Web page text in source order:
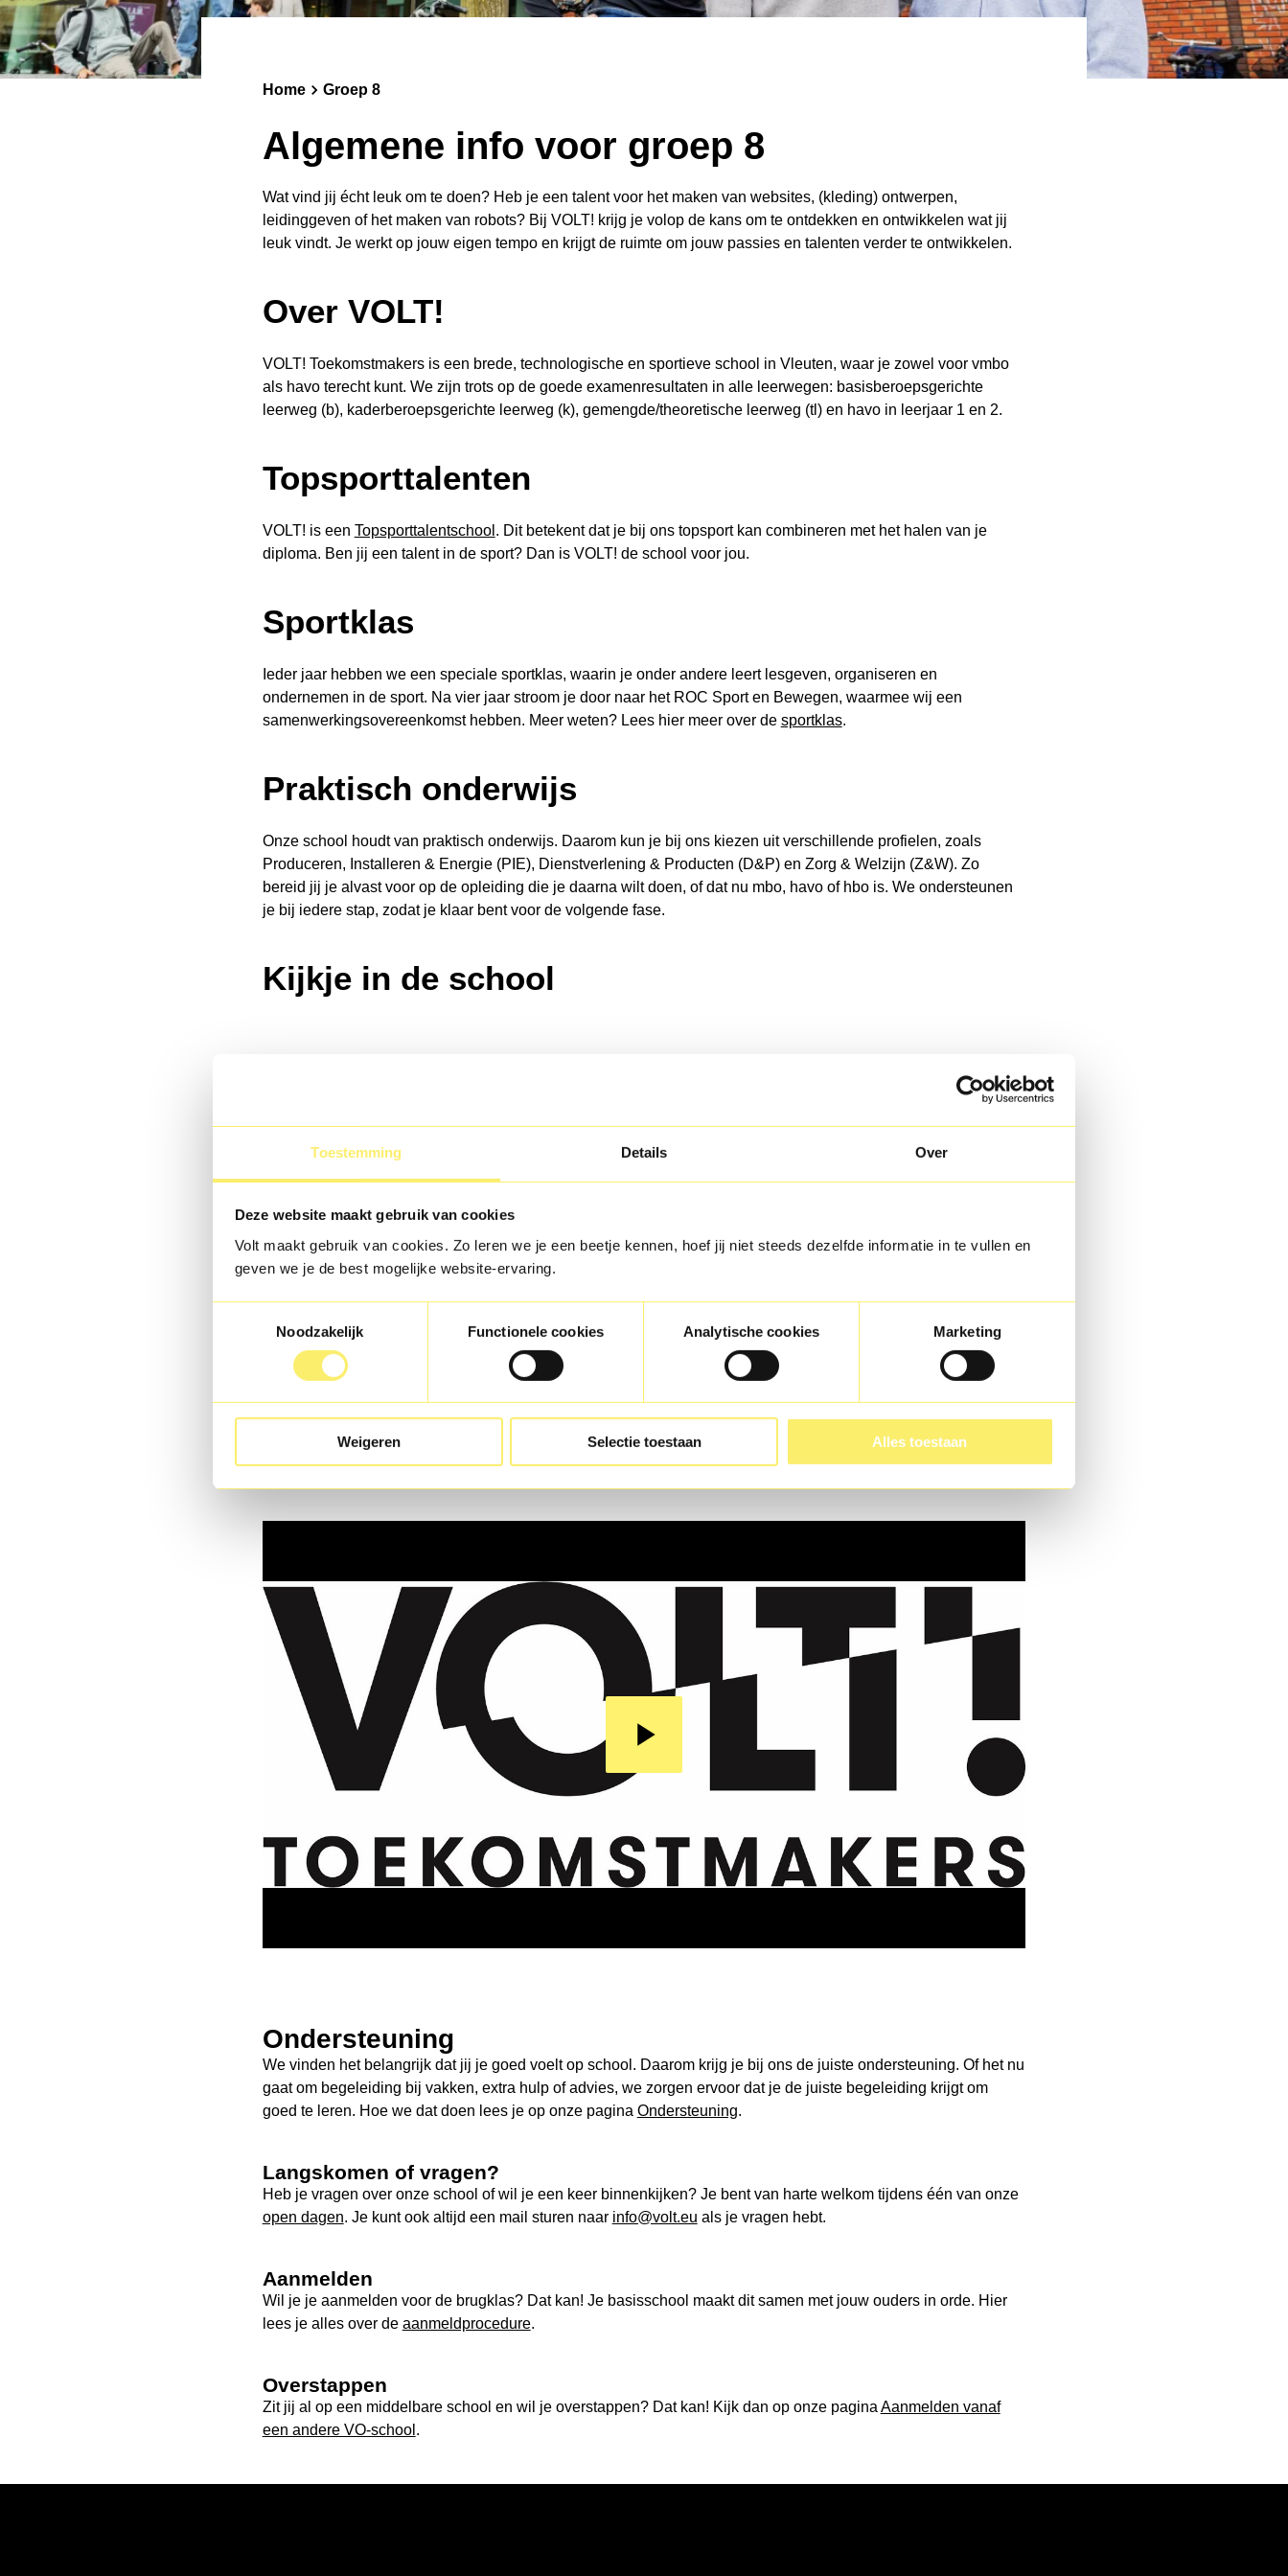
Toestemming Details Over
Deze website maakt gebruik van cookies
Volt maakt gebruik van cookies. Zo leren we je een beetje kennen, hoef jij niet steeds dezelfde informatie in te vullen en
geven we je de best mogelijke website-ervaring.
Noodzakelijk
Functionele cookies Analytische cookies Marketing
Weigeren Selectie toestaan Alles toestaan
Jongerenrechtbank
Onderwijskwaliteit
Ondersteuning
Solidariteitsfonds
Aanmelden vanaf een andere VO-school
Home Groep 8
Algemene info voor groep 8
Wat vind jij écht leuk om te doen? Heb je een talent voor het maken van websites, (kleding) ontwerpen,
leidinggeven of het maken van robots? Bij VOLT! krijg je volop de kans om te ontdekken en ontwikkelen wat jij
leuk vindt. Je werkt op jouw eigen tempo en krijgt de ruimte om jouw passies en talenten verder te ontwikkelen.
Over VOLT!
VOLT! Toekomstmakers is een brede, technologische en sportieve school in Vleuten, waar je zowel voor vmbo
als havo terecht kunt. We zijn trots op de goede examenresultaten in alle leerwegen: basisberoepsgerichte
leerweg (b), kaderberoepsgerichte leerweg (k), gemengde/theoretische leerweg (tl) en havo in leerjaar 1 en 2.
Topsporttalenten
VOLT! is een Topsporttalentschool . Dit betekent dat je bij ons topsport kan combineren met het halen van je
diploma. Ben jij een talent in de sport? Dan is VOLT! de school voor jou.
Sportklas
Ieder jaar hebben we een speciale sportklas, waarin je onder andere leert lesgeven, organiseren en
ondernemen in de sport. Na vier jaar stroom je door naar het ROC Sport en Bewegen, waarmee wij een
samenwerkingsovereenkomst hebben. Meer weten? Lees hier meer over de sportklas.
Praktisch onderwijs
Onze school houdt van praktisch onderwijs. Daarom kun je bij ons kiezen uit verschillende profielen, zoals
Produceren, Installeren & Energie (PIE), Dienstverlening & Producten (D&P) en Zorg & Welzijn (Z&W). Zo
bereid jij je alvast voor op de opleiding die je daarna wilt doen, of dat nu mbo, havo of hbo is. We ondersteunen
je bij iedere stap, zodat je klaar bent voor de volgende fase.
Kijkje in de school
Ondersteuning
We vinden het belangrijk dat jij je goed voelt op school. Daarom krijg je bij ons de juiste ondersteuning. Of het nu
gaat om begeleiding bij vakken, extra hulp of advies, we zorgen ervoor dat je de juiste begeleiding krijgt om
goed te leren. Hoe we dat doen lees je op onze pagina Ondersteuning.
Langskomen of vragen?
Heb je vragen over onze school of wil je een keer binnenkijken? Je bent van harte welkom tijdens één van onze
open dagen. Je kunt ook altijd een mail sturen naar info@volt.eu als je vragen hebt.
Aanmelden
Wil je je aanmelden voor de brugklas? Dat kan! Je basisschool maakt dit samen met jouw ouders in orde. Hier
lees je alles over de aanmeldprocedure.
Overstappen
Zit jij al op een middelbare school en wil je overstappen? Dat kan! Kijk dan op onze pagina Aanmelden vanaf
een andere VO-school .